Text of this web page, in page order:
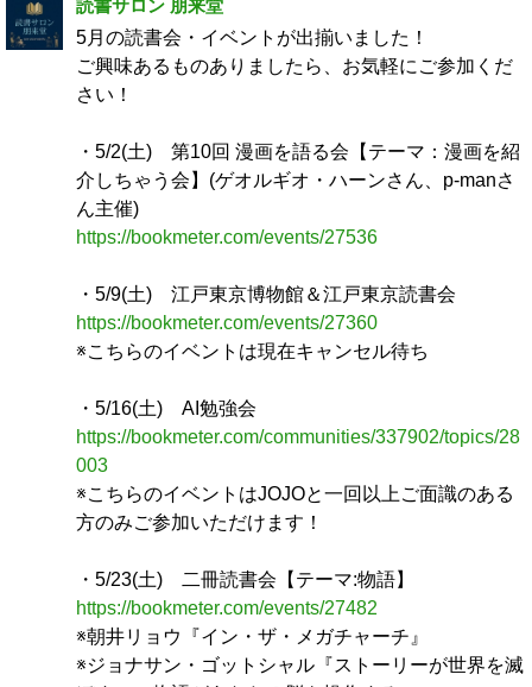
読書サロン 朋来堂
5月の読書会・イベントが出揃いました！
ご興味あるものありましたら、お気軽にご参加くだ
さい！
・5/2(土) 第10回 漫画を語る会【テーマ：漫画を紹
介しちゃう会】(ゲオルギオ・ハーンさん、p-manさ
ん主催)
https://bookmeter.com/events/27536
・5/9(土) 江戸東京博物館＆江戸東京読書会
https://bookmeter.com/events/27360
※こちらのイベントは現在キャンセル待ち
・5/16(土) AI勉強会
https://bookmeter.com/communities/337902/topics/28
003
※こちらのイベントはJOJOと一回以上ご面識のある
方のみご参加いただけます！
・5/23(土) 二冊読書会【テーマ:物語】
https://bookmeter.com/events/27482
※朝井リョウ『イン・ザ・メガチャーチ』
※ジョナサン・ゴットシャル『ストーリーが世界を滅